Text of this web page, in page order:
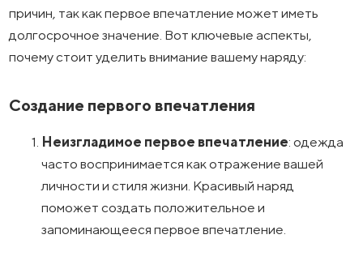
причин, так как первое впечатление может иметь
долгосрочное значение. Вот ключевые аспекты,
почему стоит уделить внимание вашему наряду:
Создание первого впечатления
Неизгладимое первое впечатление: одежда
часто воспринимается как отражение вашей
личности и стиля жизни. Красивый наряд
поможет создать положительное и
запоминающееся первое впечатление.